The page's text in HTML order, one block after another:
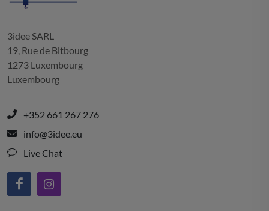
3idee SARL
19, Rue de Bitbourg
1273 Luxembourg
Luxembourg
+352 661 267 276
info@3idee.eu
Live Chat